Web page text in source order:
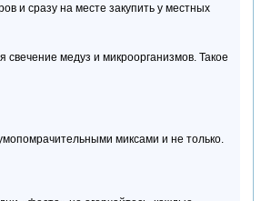
и сразу на месте закупить у местных
свечение медуз и микроорганизмов. Такое
миксами и не только.